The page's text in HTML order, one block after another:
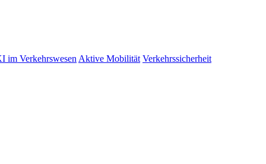
im VerkehrswesenAktive Mobilität Verkehrssicherheit